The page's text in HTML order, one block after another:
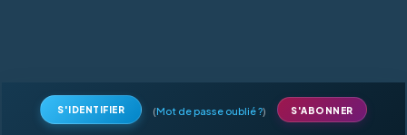
S'IDENTIFIER (Mot de passe oublié ?) S'ABONNER